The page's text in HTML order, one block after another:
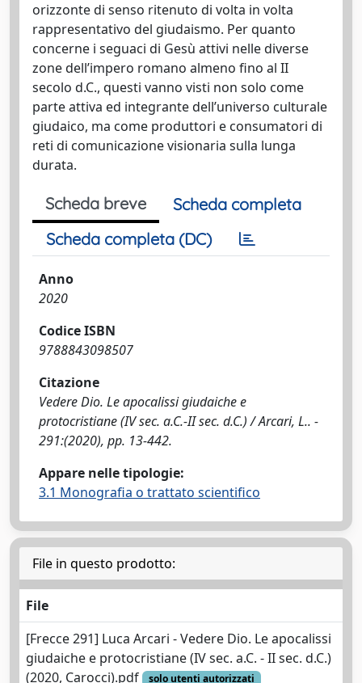
orizzonte di senso ritenuto di volta in volta
rappresentativo del giudaismo. Per quanto
concerne i seguaci di Gesù attivi nelle diverse
zone dell’impero romano almeno fino al II
secolo d.C., questi vanno visti non solo come
parte attiva ed integrante dell’universo culturale
giudaico, ma come produttori e consumatori di
reti di comunicazione visionaria sulla lunga
durata.
Scheda breve
Scheda completa
Scheda completa (DC)
Anno
2020
Codice ISBN
9788843098507
Citazione
Vedere Dio. Le apocalissi giudaiche e
protocristiane (IV sec. a.C.-II sec. d.C.) / Arcari, L.. -
291:(2020), pp. 13-442.
Appare nelle tipologie:
3.1 Monografia o trattato scientifico
File in questo prodotto:
File
[Frecce 291] Luca Arcari - Vedere Dio. Le apocalissi
giudaiche e protocristiane (IV sec. a.C. - II sec. d.C.)
(2020, Carocci).pdf
solo utenti autorizzati